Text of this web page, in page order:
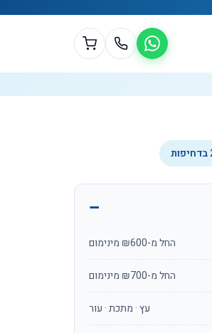
החל מ-₪600 מינימום
החל מ-₪700 מינימום
עץ · מתכת · עור